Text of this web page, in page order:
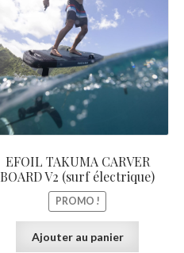
EFOIL TAKUMA CARVER
BOARD V2 (surf électrique)
PROMO !
initial
était :
9999,00 €.
actuel
6000,00 €.
Ajouter au panier